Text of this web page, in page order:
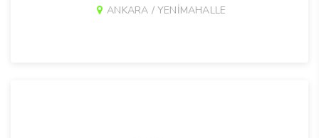
ANKARA / YENİMAHALLE